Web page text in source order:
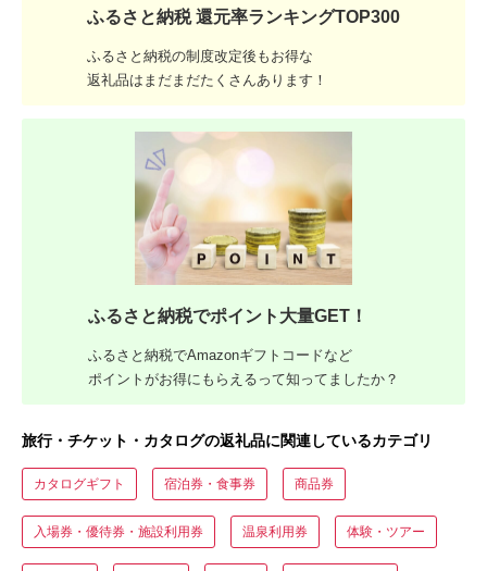
ふるさと納税 還元率ランキングTOP300
ふるさと納税の制度改定後もお得な
返礼品はまだまだたくさんあります！
ふるさと納税でポイント大量GET！
ふるさと納税でAmazonギフトコードなど
ポイントがお得にもらえるって知ってましたか？
旅行・チケット・カタログの返礼品に関連しているカテゴリ
カタログギフト 宿泊券・食事券 商品券
入場券・優待券・施設利用券 温泉利用券 体験・ツアー